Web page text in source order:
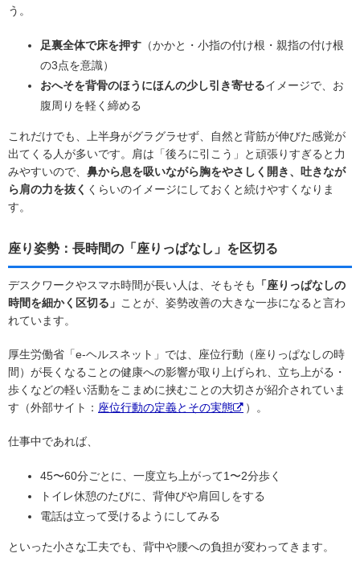
う。
足裏全体で床を押す （かかと・小指の付け根・親指の付け根
の3点を意識）
おへそを背骨のほうにほんの少し引き寄せるイメージで、お
腹周りを軽く締める
これだけでも、上半身がグラグラせず、自然と背筋が伸びた感覚が
出てくる人が多いです。肩は「後ろに引こう」と頑張りすぎると力
みやすいので、 鼻から息を吸いながら胸をやさしく開き、吐きなが
ら肩の力を抜く くらいのイメージにしておくと続けやすくなりま
す。
座り姿勢：長時間の「座りっぱなし」を区切る
デスクワークやスマホ時間が長い人は、そもそも
「座りっぱなしの
時間を細かく区切る」 ことが、姿勢改善の大きな一歩になると言わ
れています。
厚生労働省「e-ヘルスネット」では、座位行動（座りっぱなしの時
間）が長くなることの健康への影響が取り上げられ、立ち上がる・
歩くなどの軽い活動をこまめに挟むことの大切さが紹介されていま
す（外部サイト： 座位行動の定義とその実態 ）。
仕事中であれば、
45〜60分ごとに、一度立ち上がって1〜2分歩く
トイレ休憩のたびに、背伸びや肩回しをする
電話は立って受けるようにしてみる
といった小さな工夫でも、背中や腰への負担が変わってきます。